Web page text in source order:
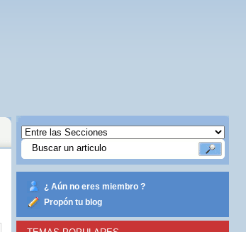
¿ Aún no eres miembro ?
Propón tu blog